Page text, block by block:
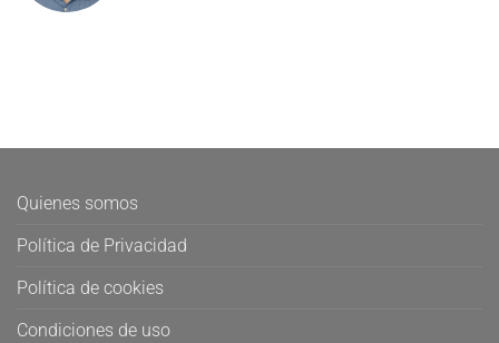
Quienes somos
Política de Privacidad
Política de cookies
Condiciones de uso